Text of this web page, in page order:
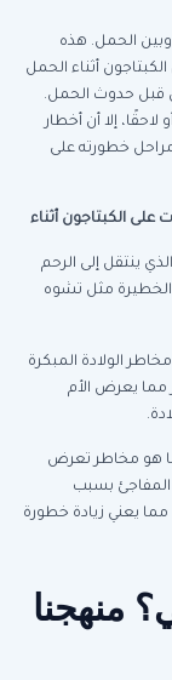
الحمل. هذه
أثناء الحمل
قبل حدوث الحمل.
إلا أن أخطار
خطورته على
على الكبتاجون أثناء
ينتقل إلى الرحم
الخطيرة مثل تشوه
الولادة المبكرة
مما يعرض الأم
هو مخاطر تعرض
المفاجئ بسبب
مما يعني زيادة خطورة
منهجنا